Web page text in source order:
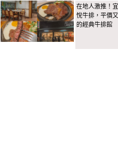
在地人激推！
悅牛排，平價
的經典牛排館